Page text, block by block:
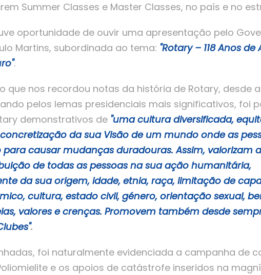
Summer Classes e Master Classes, no país e no
oportunidade de ouvir uma apresentação pelo
Martins, subordinada ao tema: "Rotary – 118 Anos
".
que nos recordou notas da história de Rotary, desde
pelos lemas presidenciais mais significativos, foi
demonstrativos de "uma cultura diversificada,
da sua Visão de um mundo onde as
causar mudanças duradouras. Assim, valorizam
de todas as pessoas na sua ação humanitária,
da sua origem, idade, etnia, raça, limitação de
cultura, estado civil, género, orientação sexual,
valores e crenças. Promovem também desde
.
foi naturalmente evidenciada a campanha de
e os apoios de catástrofe inseridos na